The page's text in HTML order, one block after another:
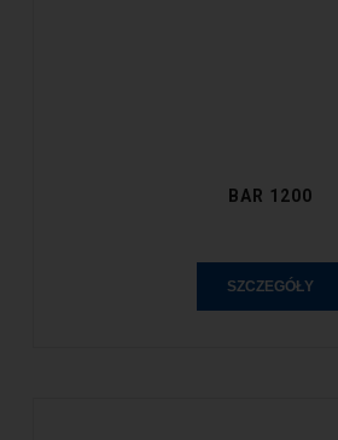
BAR 1200
SZCZEGÓŁY